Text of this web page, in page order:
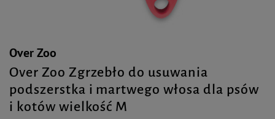
Over Zoo
Over Zoo Zgrzebło do usuwania
podszerstka i martwego włosa dla psów
i kotów wielkość M